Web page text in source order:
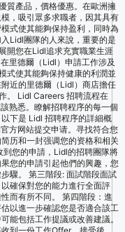
質產品，價格優惠。在歐洲擁
，吸引眾多求職者，因其具有
式使其能夠保持盈利，同時為
Lidl團隊的人來說，重要的是
開您在Lidl追求充實職業生涯
里德爾（Lidl）申請工作涉及
式使其能夠保持健康的利潤並
近的里德爾（Lidl）商店擔任
。 Lidl Careers 招聘流程在
熟悉。瞭解招聘程序的每一個
下是 Lidl 招聘程序的詳細概
方网站提交申请。寻找符合您
历和一封强调您的资格和相关
您的申請，Lidl的招聘團隊將
您的申請引起他們的興趣，您
驟。 第三階段: 面試階段面試
確保對您的能力進行全面評
而有所不同。 第四階段：進
以進一步確認您是否適合該工
能包括工作提議或改善建議。